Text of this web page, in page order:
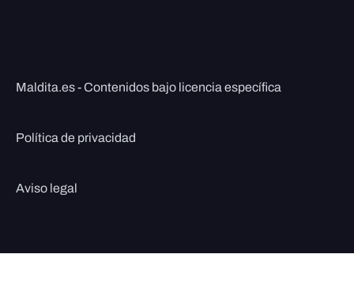
Maldita.es - Contenidos bajo licencia específica
Política de privacidad
Aviso legal